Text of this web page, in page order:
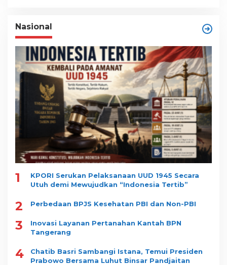
Nasional
1
KPORI Serukan Pelaksanaan UUD 1945 Secara
Utuh demi Mewujudkan “Indonesia Tertib”
2 Perbedaan BPJS Kesehatan PBI dan Non-PBI
3
Inovasi Layanan Pertanahan Kantah BPN
Tangerang
4
Chatib Basri Sambangi Istana, Temui Presiden
Prabowo Bersama Luhut Binsar Pandjaitan